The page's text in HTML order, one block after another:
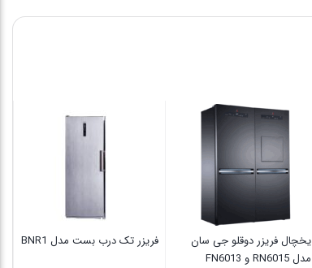
مدل
NC
7041
عدد
یخچال فریزر دوقلو جی سان
مدل RN6015 و FN6013
فریزر تک درب بست مدل BNR1